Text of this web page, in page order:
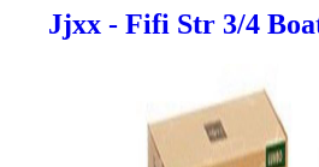
Jjxx - Fifi Str 3/4